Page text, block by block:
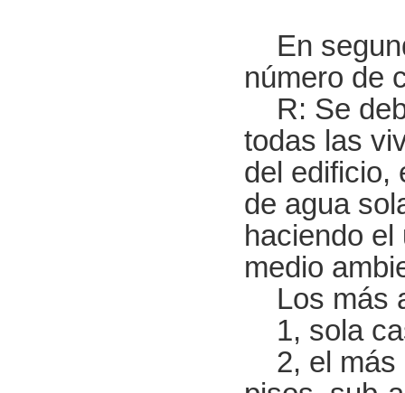
En
número de
R: Se
todas las
del edificio,
de agua
haciendo
medio
Los más
1, sola
2, el más